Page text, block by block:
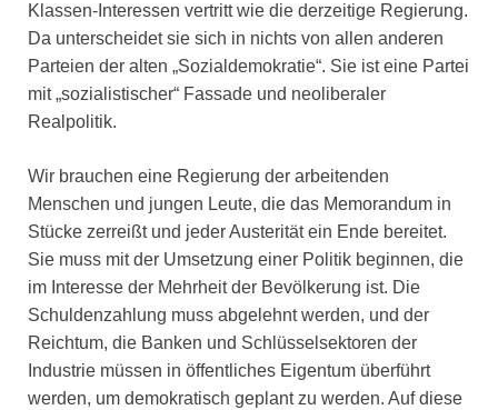
Klassen-Interessen vertritt wie die derzeitige Regierung.
Da unterscheidet sie sich in nichts von allen anderen
Parteien der alten „Sozialdemokratie“. Sie ist eine Partei
mit „sozialistischer“ Fassade und neoliberaler
Realpolitik.
Wir brauchen eine Regierung der arbeitenden
Menschen und jungen Leute, die das Memorandum in
Stücke zerreißt und jeder Austerität ein Ende bereitet.
Sie muss mit der Umsetzung einer Politik beginnen, die
im Interesse der Mehrheit der Bevölkerung ist. Die
Schuldenzahlung muss abgelehnt werden, und der
Reichtum, die Banken und Schlüsselsektoren der
Industrie müssen in öffentliches Eigentum überführt
werden, um demokratisch geplant zu werden. Auf diese